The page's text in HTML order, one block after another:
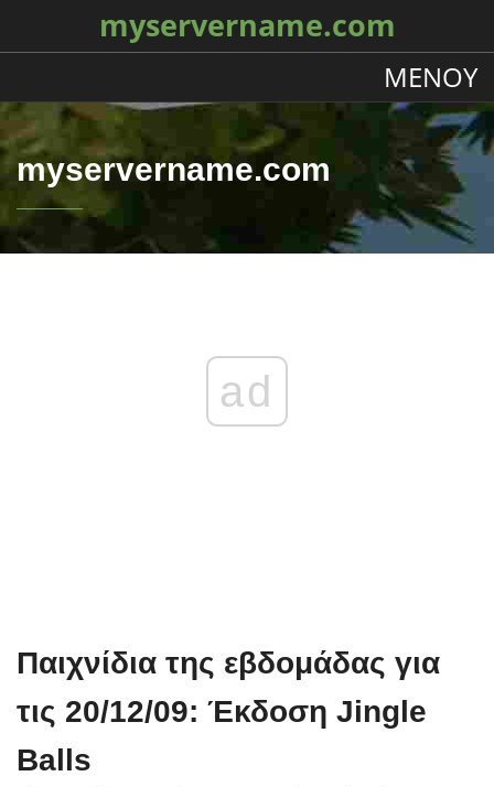
myservername.com
ΜΕΝΟΎ
myservername.com
ad
Παιχνίδια της εβδομάδας για
τις 20/12/09: Έκδοση Jingle
Balls